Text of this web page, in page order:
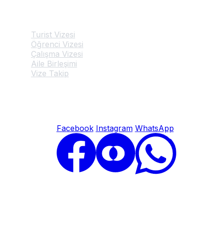
Turist Vizesi
Öğrenci Vizesi
Çalışma Vizesi
Aile Birleşimi
Vize Takip
Facebook Instagram WhatsApp